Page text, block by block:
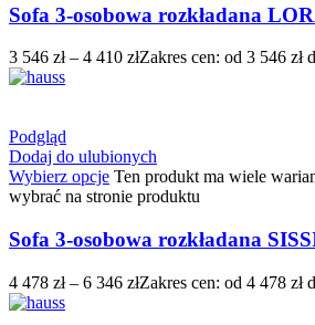
Sofa 3-osobowa rozkładana
3 546 zł – 4 410 złZakres cen: od 3 546 zł
Podgląd
Dodaj do ulubionych
Wybierz opcje Ten produkt ma wiele
wybrać na stronie produktu
Sofa 3-osobowa rozkładana
4 478 zł – 6 346 złZakres cen: od 4 478 zł